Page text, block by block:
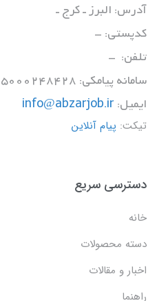
آدرس: البرز ـ کرج ـ
کدپستی: -
تلفن: -
سامانه پیامکی: 5000248428
ایمیل: info@abzarjob.ir
تیکت: پیام آنلاین
دسترسی سریع
خانه
دسته محصولات
اخبار و مقالات
راهنما